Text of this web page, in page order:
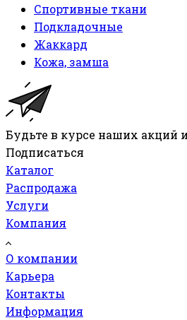
Спортивные ткани
Подкладочные
Жаккард
Кожа, замша
Будьте в курсе наших акций
Подписаться
Каталог
Распродажа
Услуги
Компания
О компании
Карьера
Контакты
Информация